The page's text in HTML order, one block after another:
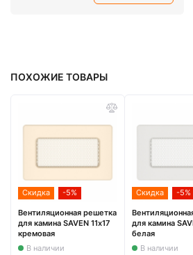
ПОХОЖИЕ ТОВАРЫ
Скидка -5%
Вентиляционная решетка
для камина SAVEN 11х17
кремовая
В наличии
Скидка -5%
для камина
белая
В наличии